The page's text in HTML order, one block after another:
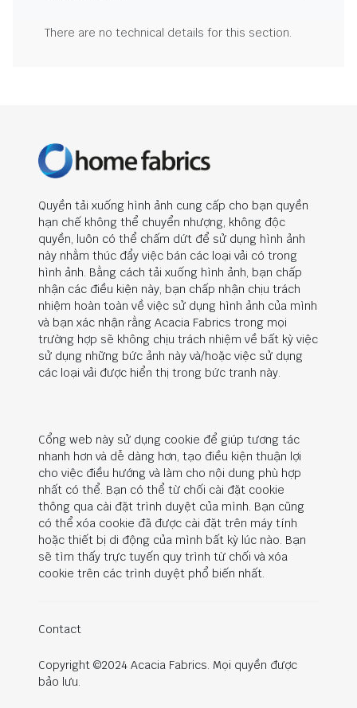
There are no technical details for this section.
Quyền tải xuống hình ảnh cung cấp cho bạn quyền
hạn chế không thể chuyển nhượng, không độc
quyền, luôn có thể chấm dứt để sử dụng hình ảnh
này nhằm thúc đẩy việc bán các loại vải có trong
hình ảnh. Bằng cách tải xuống hình ảnh, bạn chấp
nhận các điều kiện này, bạn chấp nhận chịu trách
nhiệm hoàn toàn về việc sử dụng hình ảnh của mình
và bạn xác nhận rằng Acacia Fabrics trong mọi
trường hợp sẽ không chịu trách nhiệm về bất kỳ việc
sử dụng những bức ảnh này và/hoặc việc sử dụng
các loại vải được hiển thị trong bức tranh này.
Cổng web này sử dụng cookie để giúp tương tác
nhanh hơn và dễ dàng hơn, tạo điều kiện thuận lợi
cho việc điều hướng và làm cho nội dung phù hợp
nhất có thể. Bạn có thể từ chối cài đặt cookie
thông qua cài đặt trình duyệt của mình. Bạn cũng
có thể xóa cookie đã được cài đặt trên máy tính
hoặc thiết bị di động của mình bất kỳ lúc nào. Bạn
sẽ tìm thấy trực tuyến quy trình từ chối và xóa
cookie trên các trình duyệt phổ biến nhất.
Contact
Copyright ©2024 Acacia Fabrics. Mọi quyền được
bảo lưu.